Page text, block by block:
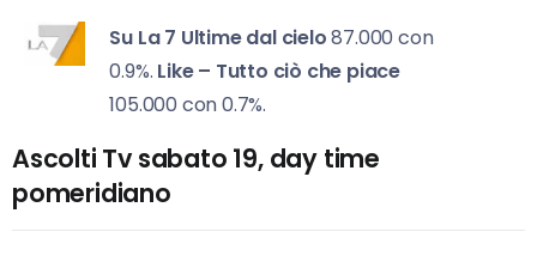
Su La 7 Ultime dal cielo87.000 con
0.9%. Like – Tutto ciò che piace
105.000 con 0.7%.
Ascolti Tv sabato 19, day time
pomeridiano